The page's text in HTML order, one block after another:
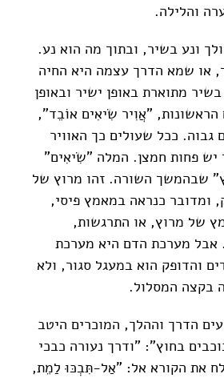
והלילה.
ונע בשיר, ובתוך מה הוא נע.
או שמא הדרך עצמה היא החיה
מתוארת באופן ישיר ובאופן
"אֲוִיר שִׂיאִים אוֹבֵד",
ככל שעולים כך האוויר
יש פחות חמצן. המלה "שִׂיאִים"
שבהמשך השורה. זהו מרוץ של
ומדובר כנראה במאמץ פיסי,
של מרוץ, או התרגשות,
אבל מערכת הדם היא מערכת
והדופק הוא במעגל סגור, ולא
בקצה המסלול.
הדרך וההלך, המוכרים היטב
בחוץ": "ודרך נעורה כבכי
את הקורא אל: "אַל-תִּבְכּוּ לַמֵת,